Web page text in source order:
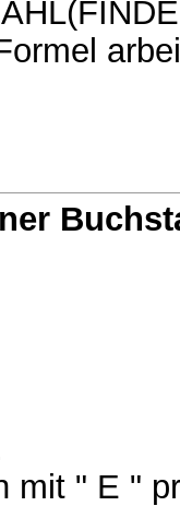
mit " E "